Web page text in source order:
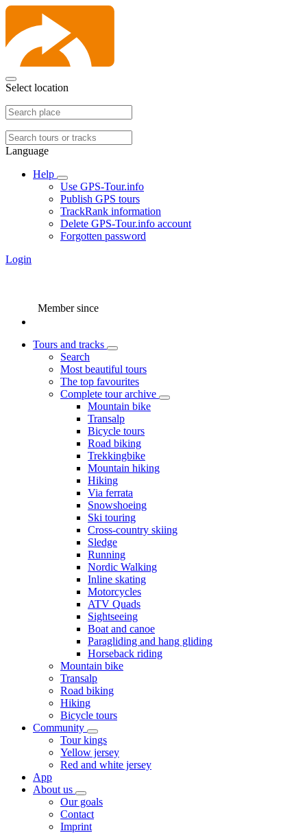
Select location
Language
Help
Use GPS-Tour.info
Publish GPS tours
TrackRank information
Delete GPS-Tour.info account
Forgotten password
Login
Member since
Tours and tracks
Search
Most beautiful tours
The top favourites
Complete tour archive
Mountain bike
Transalp
Bicycle tours
Road biking
Trekkingbike
Mountain hiking
Hiking
Via ferrata
Snowshoeing
Ski touring
Cross-country skiing
Sledge
Running
Nordic Walking
Inline skating
Motorcycles
ATV Quads
Sightseeing
Boat and canoe
Paragliding and hang gliding
Horseback riding
Mountain bike
Transalp
Road biking
Hiking
Bicycle tours
Community
Tour kings
Yellow jersey
Red and white jersey
App
About us
Our goals
Contact
Imprint